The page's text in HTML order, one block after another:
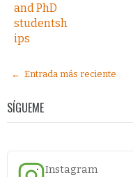
and PhD
studentsh
ips
← Entrada más reciente
SÍGUEME
Instagram